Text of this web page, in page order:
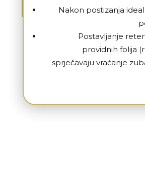
Nakon postizanja
Postavljanje
providnih folija
sprječavaju vraćanje